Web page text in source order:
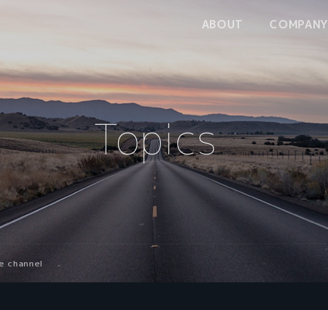
Topics
ABOUT COMPANY
channel